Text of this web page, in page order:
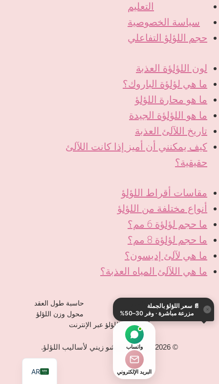
التعليم
سياسة الخصوصية
حجم اللؤلؤ التفاعلي
لون اللؤلؤة العذبة
ما هي لؤلؤة الباروك؟
ما هو محارة اللؤلؤ
ما هو اللؤلؤة الجيدة
تاريخ اللآلئ العذبة
كيف يمكنني أن أميز إذا كانت اللآلئ
حقيقية؟
مقاسات أقراط اللؤلؤ
أنواع مختلفة من اللؤلؤ
ما حجم لؤلؤة 6 مم؟
ما حجم لؤلؤة 8 مم؟
ما هي لآلئ إديسون؟
ما هي اللآلئ المياه العذبة؟
حجم اللؤلؤ التفاعلي
حاسبة طول العقد
حاسبة خيط اللؤلؤ
محول وزن اللؤلؤ
أداة قياس اللؤلؤ عبر الإنترنت
© 2026 مصنع تشانغتشو زيني لأساليب اللؤلؤ.
📄 سعر اللؤلؤ بالجملة
مزرعة مباشرة · وفر 30–50%
×
واتساب
البريد الإلكتروني AR
ES